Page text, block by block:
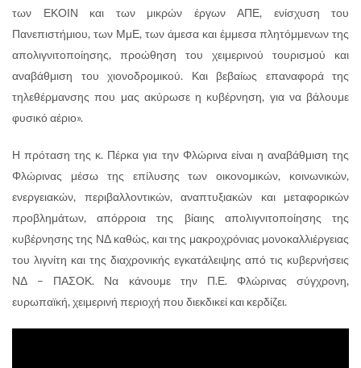
των ΕΚΟΙΝ και των μικρών έργων ΑΠΕ, ενίσχυση του
Πανεπιστήμιου, των ΜμΕ, των άμεσα και έμμεσα πλητόμμενων της
απολιγνιτοποίησης, προώθηση του χειμερινού τουρισμού και
αναβάθμιση του χιονοδρομικού. Και βεβαίως επαναφορά της
τηλεθέρμανσης που μας ακύρωσε η κυβέρνηση, για να βάλουμε
φυσικό αέριο».
Η πρόταση της κ. Πέρκα για την Φλώρινα είναι η αναβάθμιση της
Φλώρινας μέσω της επίλυσης των οικονομικών, κοινωνικών,
ενεργειακών, περιβαλλοντικών, αναπτυξιακών και μεταφορικών
προβλημάτων, απόρροια της βίαιης απολιγνιτοποίησης της
κυβέρνησης της ΝΔ καθώς, και της μακροχρόνιας μονοκαλλιέργειας
του λιγνίτη και της διαχρονικής εγκατάλειψης από τις κυβερνήσεις
ΝΔ – ΠΑΣΟΚ. Να κάνουμε την Π.Ε. Φλώρινας σύγχρονη,
ευρωπαϊκή, χειμερινή περιοχή που διεκδικεί και κερδίζει.